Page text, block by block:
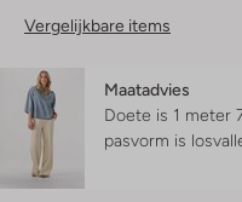
Vergelijkbare items
Maatadvies
Doete is 1 meter
pasvorm is